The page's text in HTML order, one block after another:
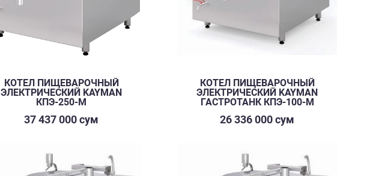
КOТЕЛ ПИЩЕВАРОЧНЫЙ
ЭЛЕКТРИЧЕСКИЙ KAYMAN
КПЭ-250-М
37 437 000 сум
КOТЕЛ ПИЩЕВАРОЧНЫЙ
ЭЛЕКТРИЧЕСКИЙ KAYMAN
ГАСТРОТАНК КПЭ-100-М
26 336 000 сум